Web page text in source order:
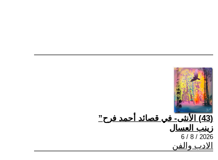
(43) الأنثى- في قصائد أحمد فرح”
زينب العسال
2026 / 8 / 6
الادب والفن